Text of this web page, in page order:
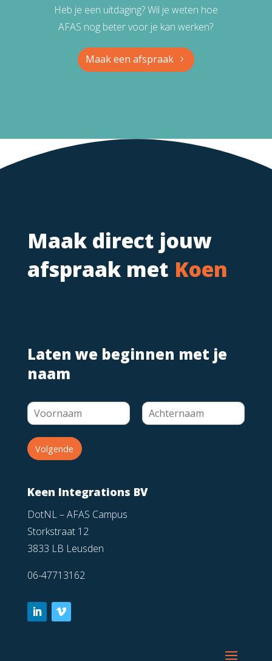
Heb je een uitdaging? Wil je weten hoe
AFAS nog beter voor je kan werken?
Maak een afspraak
Maak direct jouw
afspraak met Koen
Laten we beginnen met je
naam
Volgende
Keen Integrations BV
DotNL – AFAS Campus
Storkstraat 12
3833 LB Leusden
06-47713162